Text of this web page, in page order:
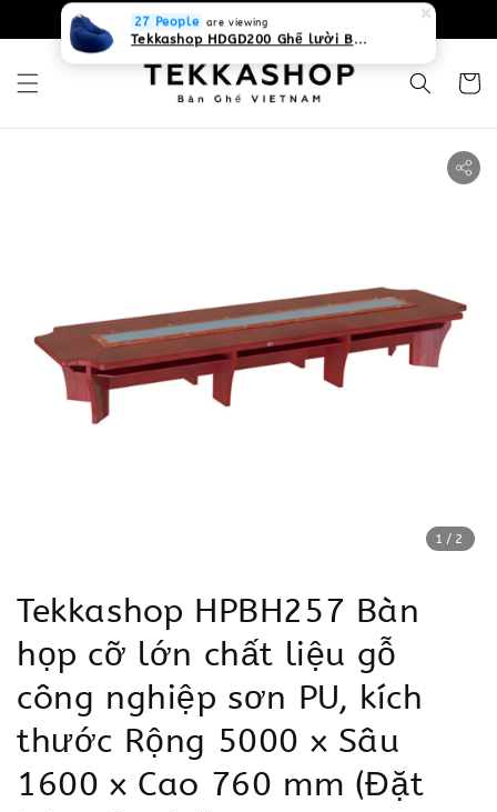
0931268840 Liên hệ với chúng tôi
1 /2
Tekkashop HPBH257 Bàn
họp cỡ lớn chất liệu gỗ
công nghiệp sơn PU, kích
thước Rộng 5000 x Sâu
1600 x Cao 760 mm (Đặt
27 People are viewing
Tekkashop HDGD200 Ghế lười Beanbag form truyền thống, chất liệu Olefin canvas kháng nước, màu xanh biển, có thể sử dụng trong nhà và cả ngoài trời, có quai xách